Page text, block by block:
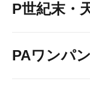
P世紀末・
PAワンパ